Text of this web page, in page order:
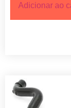
Adicionar ao